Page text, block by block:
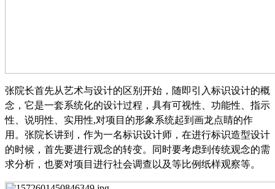
张院长首先从艺术与设计的区别开始，随即引入标识设计的概
念，它是一套系统化的设计过程，具有可视性、功能性、指示
性、说明性、实用性,对项目的形象系统起到画龙点睛的作
用。张院长讲到，作为一名标识设计师，在进行标识造型设计
的时候，首先要进行观念的转变。同时要考虑到传统观念的需
求分析，也要对项目进行社会调查以及等比例纸样观察等。